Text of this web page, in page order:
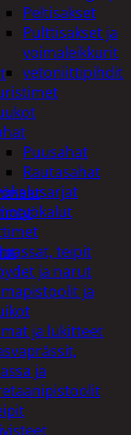
Peltisakset
Pulttisakset ja
voimaleikkurit
vetoniittipihdit
Puusahat
Rautasahat
teipit
ja narut
ja
ja lukitteet
ja